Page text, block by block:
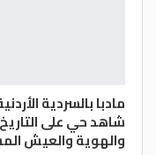
مادبا بالسردية
شاهد حي على التاريخ
والهوية والعيش